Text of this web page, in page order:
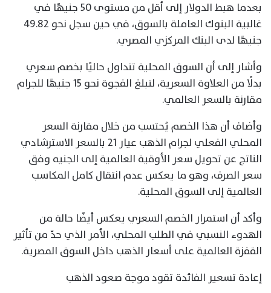
بعدما هبط الدولار إلى أقل من مستوى 50 جنيهًا في
غالبية البنوك العاملة بالسوق، في حين سجل نحو 49.82
جنيهًا لدى البنك المركزي المصري.
وأشار إلى أن السوق المحلية تتداول حاليًا بخصم سعري
بدلًا من العلاوة السعرية، لتبلغ الفجوة نحو 15 جنيهًا للجرام
مقارنة بالسعر العالمي.
وأضاف أن هذا الخصم يُحتسب من خلال مقارنة السعر
المحلي الفعلي لجرام الذهب عيار 21 بالسعر الاسترشادي
الناتج عن تحويل سعر الأوقية العالمية إلى الجنيه وفق
سعر الصرف، وهو ما يعكس عدم انتقال كامل المكاسب
العالمية إلى السوق المحلية.
وأكد أن استمرار الخصم السعري يعكس أيضًا حالة من
الهدوء النسبي في الطلب المحلي، الأمر الذي حدّ من تأثير
القفزة العالمية على أسعار الذهب داخل السوق المصرية.
إعادة تسعير الفائدة تقود موجة صعود الذهب